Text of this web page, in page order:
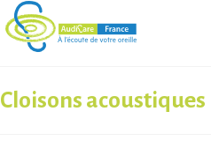
Cloisons acoustiques